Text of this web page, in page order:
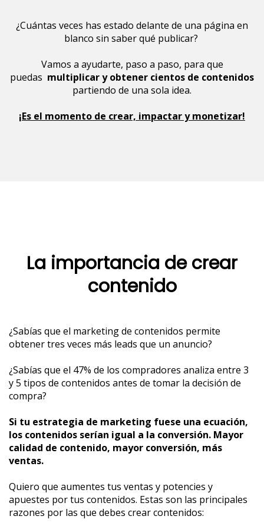
¿Cuántas veces has estado delante de una página en
blanco sin saber qué publicar?
Vamos a ayudarte, paso a paso, para que
puedas multiplicar y obtener cientos de contenidos
partiendo de una sola idea.
¡Es el momento de crear, impactar y monetizar!
La importancia de crear
contenido
¿Sabías que el marketing de contenidos permite
obtener tres veces más leads que un anuncio?
¿Sabías que el 47% de los compradores analiza entre 3
y 5 tipos de contenidos antes de tomar la decisión de
compra?
Si tu estrategia de marketing fuese una ecuación,
los contenidos serían igual a la conversión. Mayor
calidad de contenido, mayor conversión, más
ventas.
Quiero que aumentes tus ventas y potencies y
apuestes por tus contenidos. Estas son las principales
razones por las que debes crear contenidos: